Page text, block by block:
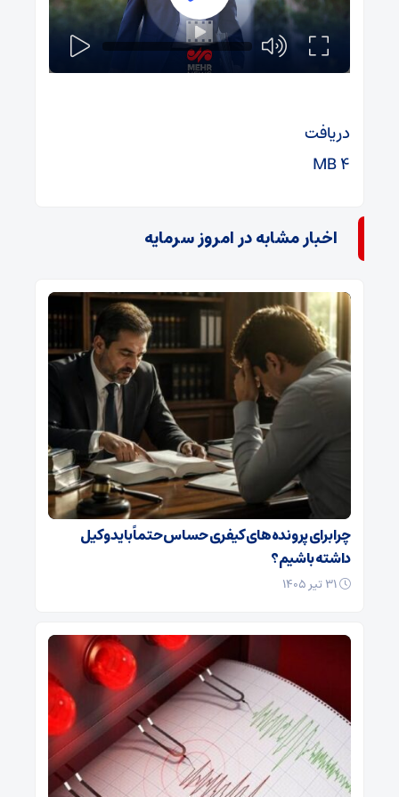
دریافت
۴ MB
اخبار مشابه در امروز سرمایه
چرا برای پرونده‌های کیفری حساس حتماً باید وکیل
داشته باشیم؟